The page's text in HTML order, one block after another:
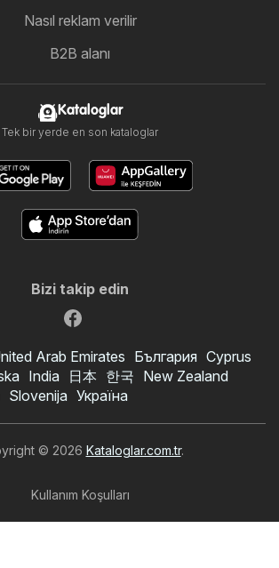
Nasıl reklam verilir
B2B alanı
Kataloglar
Tek bir yerde en son kataloglar
Bizi takip edin
Arab Emirates България Cyprus
India 日本 한국 New Zealand
Slovenija Україна
© 2026 Kataloglar.com.tr.
Kullanım Koşulları